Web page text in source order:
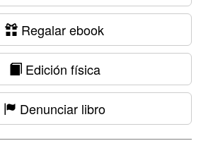
Regalar ebook
Edición física
Denunciar libro